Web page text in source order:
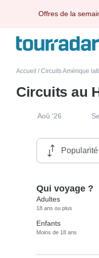
Offres de la
Accueil / Circuits Amérique
Circuits au
Aoû '26
Qui voyage ?
Adultes
18 ans ou plus
Enfants
Moins de 18 ans